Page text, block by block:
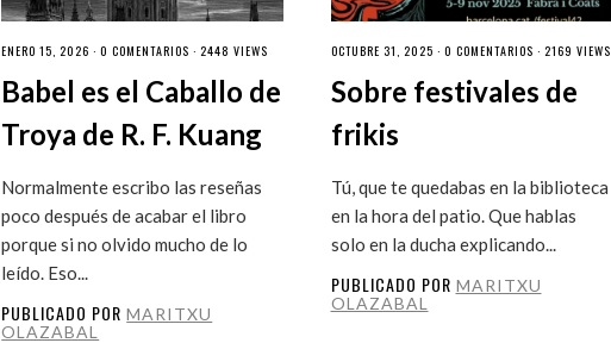
ENERO 15, 2026 ·0 COMENTARIOS · 2448 VIEWS
Babel es el Caballo de
Troya de R. F. Kuang
Normalmente escribo las reseñas
poco después de acabar el libro
porque si no olvido mucho de lo
leído. Eso...
PUBLICADO PORMARITXU
OLAZABAL
OCTUBRE 31, 2025 · 0 COMENTARIOS · 2169 VIEWS
Sobre festivales de
frikis
Tú, que te quedabas en la biblioteca
en la hora del patio. Que hablas
solo en la ducha explicando...
PUBLICADO POR MARITXU
OLAZABAL